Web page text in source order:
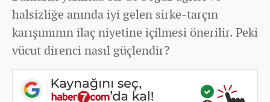
halsizliğe anında iyi gelen sirke-tarçın
karışımının ilaç niyetine içilmesi önerilir. Peki
vücut direnci nasıl güçlendir?